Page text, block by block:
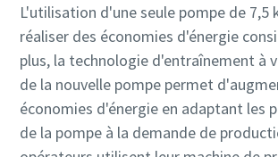
L'utilisation d'une seule pompe de 7,5
réaliser des économies d'énergie
plus, la technologie d'entraînement à
de la nouvelle pompe permet
économies d'énergie en adaptant les
de la pompe à la demande de